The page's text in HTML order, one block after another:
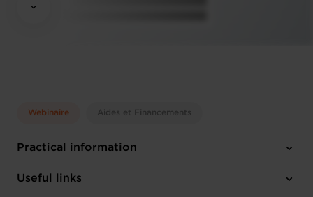
Webinaire Aides et Financements
Practical information
Monday 11 Nov 2024
Useful links